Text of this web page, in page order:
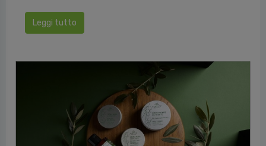
Leggi tutto